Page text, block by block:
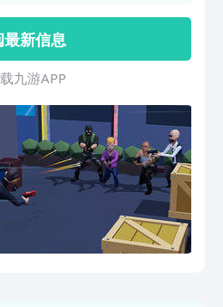
秒，击倒敌人。 记住，你只有
还有，别忘了摘下墨镜！
最新信息
九 游 A P P